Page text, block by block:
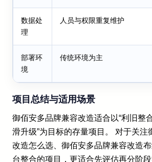
数据处
理
人员与权限重复维护
部署环
境
传统环境为主
项目总结与适用场景
御佰安多品牌兼容改造适合以“利旧整
滑升级”为目标的存量项目。 对于关注
改造怎么选、御佰安多品牌兼容改造
台整合的项目，更适合先评估再分阶段